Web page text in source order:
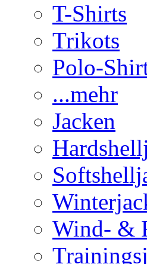
T-Shirts
Trikots
Polo-
...mehr
Jacken
Wind- &